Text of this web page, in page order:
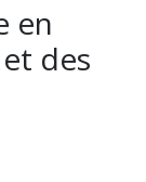
en
des